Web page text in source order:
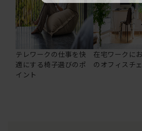
テレワークの仕事を快
適にする椅子選びのポ
イント
在宅ワークに
のオフィスチ